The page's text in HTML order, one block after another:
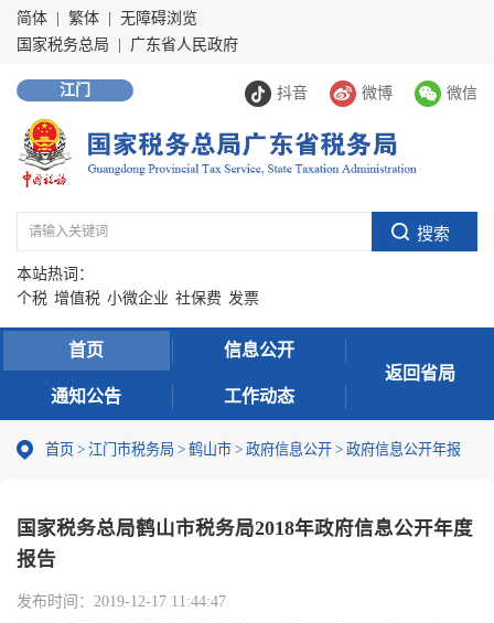
简体 繁体
无障碍浏览
国家税务总局
广东省人民政府
抖音 微博 微信
江门
本站热词：
个税 增值税 小微企业 社保费 发票
首页 信息公开
通知公告 工作动态
返回省局
首页 > 江门市税务局 > 鹤山市 > 政府信息公开 > 政府信息公开年报
国家税务总局鹤山市税务局2018年政府信息公开年度
报告
发布时间： 2019-12-17 11:44:47